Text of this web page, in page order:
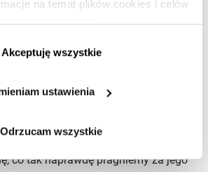
na temat plików cookies i celów
Akceptuję wszystkie
ustawienia
Odrzucam wszystkie
100% uwagę.
spotkanie
w określonym, konkretnym kierunku.
powinno mieć ustalony cel –
co tak naprawdę pragniemy za jego